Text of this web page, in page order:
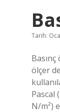
Tarih:
ölçer
Pascal
N/m²)